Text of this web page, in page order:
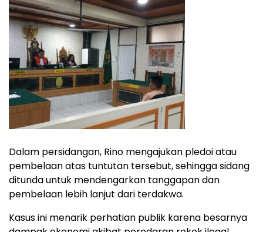
Dalam persidangan, Rino mengajukan pledoi atau
pembelaan atas tuntutan tersebut, sehingga sidang
ditunda untuk mendengarkan tanggapan dan
pembelaan lebih lanjut dari terdakwa.
Kasus ini menarik perhatian publik karena besarnya